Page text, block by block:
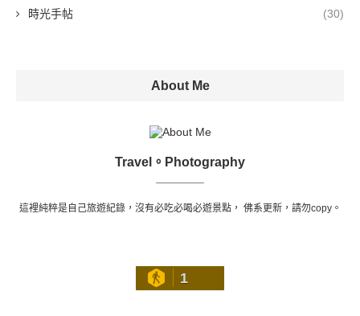
時光手帖 (30)
About Me
Travel。Photography
這裡純粹是自己旅遊紀錄，沒有必吃必喝必遊景點， 佛系更新，請勿copy。
1